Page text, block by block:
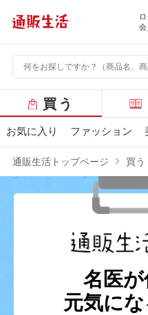
会
ー
バ
買う
お気に入り ファッション
通販生活トップページ 買う
名医
元気にな